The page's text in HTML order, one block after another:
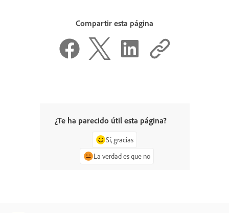
Compartir esta página
¿Te ha parecido útil esta página?
Sí, gracias
La verdad es que no